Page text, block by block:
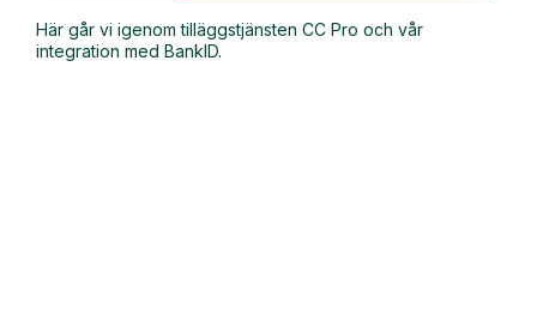
Här går vi igenom tilläggstjänsten CC Pro och vår
integration med BankID.